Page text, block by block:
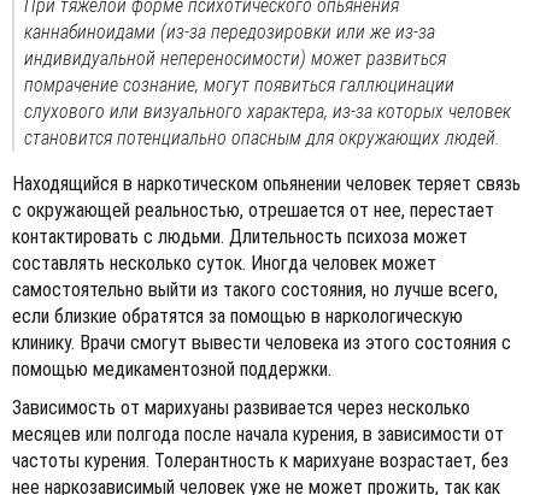
При тяжелой форме психотического опьянения
каннабиноидами (из-за передозировки или же из-за
индивидуальной непереносимости) может развиться
помрачение сознание, могут появиться галлюцинации
слухового или визуального характера, из-за которых человек
становится потенциально опасным для окружающих людей.
Находящийся в наркотическом опьянении человек теряет связь
с окружающей реальностью, отрешается от нее, перестает
контактировать с людьми. Длительность психоза может
составлять несколько суток. Иногда человек может
самостоятельно выйти из такого состояния, но лучше всего,
если близкие обратятся за помощью в наркологическую
клинику. Врачи смогут вывести человека из этого состояния с
помощью медикаментозной поддержки.
Зависимость от марихуаны развивается через несколько
месяцев или полгода после начала курения, в зависимости от
частоты курения. Толерантность к марихуане возрастает, без
нее наркозависимый человек уже не может прожить, так как